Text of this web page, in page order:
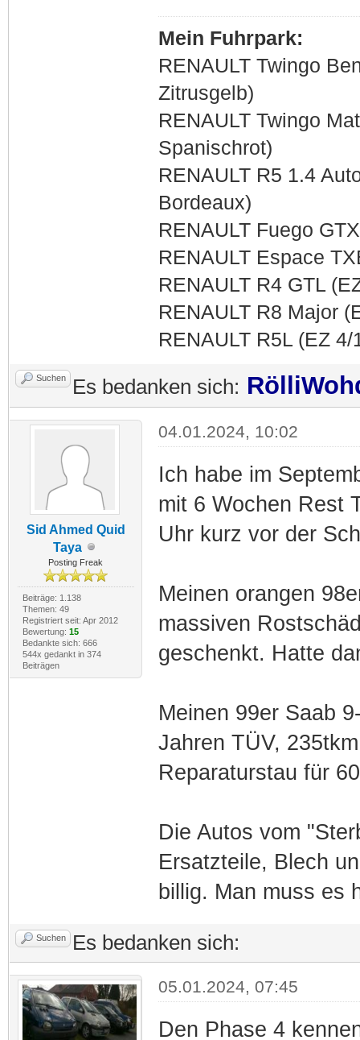
Mein Fuhrpark:
RENAULT Twingo
Zitrusgelb)
RENAULT Twingo
Spanischrot)
RENAULT R5 1.4
Bordeaux)
RENAULT Fuego
RENAULT Espace
RENAULT R4 GTL
RENAULT R8 Major
RENAULT R5L (EZ
Suchen Es bedanken sich:
Sid Ahmed Quid
Taya
Posting Freak
Beiträge: 1.138
Themen: 49
Registriert seit: Apr 2012
Bewertung: 15
Bedankte sich: 666
544x gedankt in 374
Beiträgen
04.01.2024, 10:02
Ich habe im
mit 6 Wochen Rest
Uhr kurz vor der
Meinen orangen
massiven
geschenkt. Hatte
Meinen 99er Saab
Jahren TÜV,
Reparaturstau für
Die Autos vom
Ersatzteile, Blech
billig. Man muss es
Suchen Es bedanken sich:
05.01.2024, 07:45
Den Phase 4